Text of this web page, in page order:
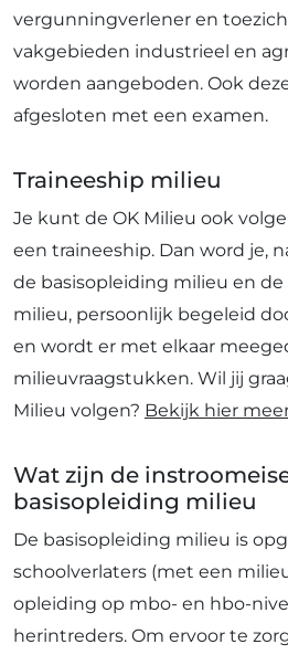
vergunningverlener en
vakgebieden industrieel en
worden aangeboden. Ook
afgesloten met een examen.
Traineeship milieu
Je kunt de OK Milieu ook
een traineeship. Dan word je,
de basisopleiding milieu en
milieu, persoonlijk begeleid
en wordt er met elkaar
milieuvraagstukken. Wil jij
Milieu volgen? Bekijk hier
Wat zijn de
basisopleiding milieu
De basisopleiding milieu is
schoolverlaters (met een
opleiding op mbo- en hbo-
herintreders. Om ervoor te